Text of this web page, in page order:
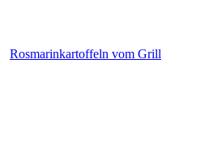
Rosmarinkartoffeln vom Grill